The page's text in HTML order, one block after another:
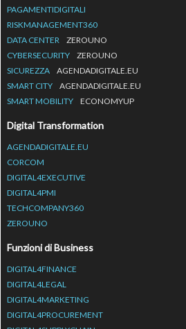
PAGAMENTIDIGITALI
RISKMANAGEMENT360
DATA CENTER
ZEROUNO
CYBERSECURITY
ZEROUNO
SICUREZZA
AGENDADIGITALE.EU
SMART CITY
AGENDADIGITALE.EU
SMART MOBILITY
ECONOMYUP
Digital Transformation
AGENDADIGITALE.EU
CORCOM
DIGITAL4EXECUTIVE
DIGITAL4PMI
TECHCOMPANY360
ZEROUNO
Funzioni di Business
DIGITAL4FINANCE
DIGITAL4LEGAL
DIGITAL4MARKETING
DIGITAL4PROCUREMENT